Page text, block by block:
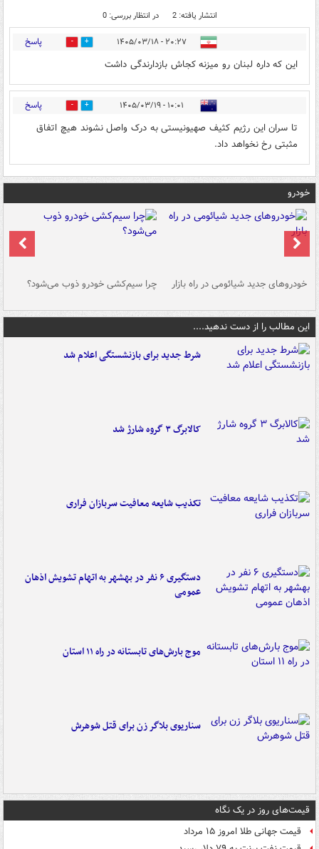
انتشار یافته: 2 در انتظار بررسی: 0
۲۰:۲۷ - ۱۴۰۵/۰۳/۱۸ 0 پاسخ
این که داره لبنان رو میزنه کجاش بازدارندگی داشت
۱۰:۰۱ - ۱۴۰۵/۰۳/۱۹ 0 پاسخ
تا سران اين رژيم کثيف صهيونيستی به درک واصل نشوند هيچ اتفاق
مثبتی رخ نخواهد داد.
خودرو
خودروهای جدید شیائومی در راه بازار چرا سیم‌کشی خودرو ذوب می‌شود؟
این مطالب را از دست ندهید....
شرط جدید برای بازنشستگی اعلام شد
کالابرگ ۳ گروه شارژ شد
تکذیب شایعه معافیت سربازان فراری
دستگیری ۶ نفر در بهشهر به اتهام تشویش اذهان
عمومی
موج بارش‌های تابستانه در راه ۱۱ استان
سناریوی بلاگر زن برای قتل شوهرش
قیمت‌های روز در یک نگاه
قیمت جهانی طلا امروز ۱۵ مرداد